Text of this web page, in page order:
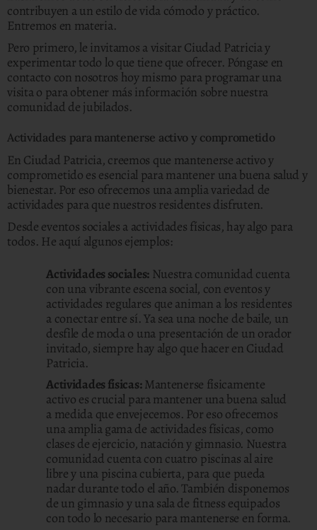
contribuyen a un estilo de vida cómodo y práctico.
Entremos en materia.
Pero primero, le invitamos a visitar Ciudad Patricia y
experimentar todo lo que tiene que ofrecer. Póngase en
contacto con nosotros hoy mismo para programar una
visita o para obtener más información sobre nuestra
comunidad de jubilados.
Actividades para mantenerse activo y comprometido
En Ciudad Patricia, creemos que mantenerse activo y
comprometido es esencial para mantener una buena salud y
bienestar. Por eso ofrecemos una amplia variedad de
actividades para que nuestros residentes disfruten.
Desde eventos sociales a actividades físicas, hay algo para
todos. He aquí algunos ejemplos:
Actividades sociales: Nuestra comunidad cuenta
con una vibrante escena social, con eventos y
actividades regulares que animan a los residentes
a conectar entre sí. Ya sea una noche de baile, un
desfile de moda o una presentación de un orador
invitado, siempre hay algo que hacer en Ciudad
Patricia.
Actividades físicas:Mantenerse físicamente
activo es crucial para mantener una buena salud
a medida que envejecemos. Por eso ofrecemos
una amplia gama de actividades físicas, como
clases de ejercicio, natación y gimnasio. Nuestra
comunidad cuenta con cuatro piscinas al aire
libre y una piscina cubierta, para que pueda
nadar durante todo el año. También disponemos
de un gimnasio y una sala de fitness equipados
con todo lo necesario para mantenerse en forma.